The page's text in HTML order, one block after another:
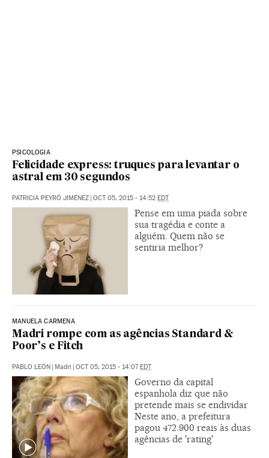
PSICOLOGIA
Felicidade express: truques para levantar o
astral em 30 segundos
PATRICIA PEYRÓ JIMÉNEZ | OCT 05, 2015 - 14:52 EDT
Pense em uma piada sobre
sua tragédia e conte a
alguém. Quem não se
sentiria melhor?
MANUELA CARMENA
Madri rompe com as agências Standard &
Poor’s e Fitch
PABLO LEÓN | Madri | OCT 05, 2015 - 14:07EDT
Governo da capital
espanhola diz que não
pretende mais se endividar
Neste ano, a prefeitura
pagou 472.900 reais às duas
agências de 'rating'